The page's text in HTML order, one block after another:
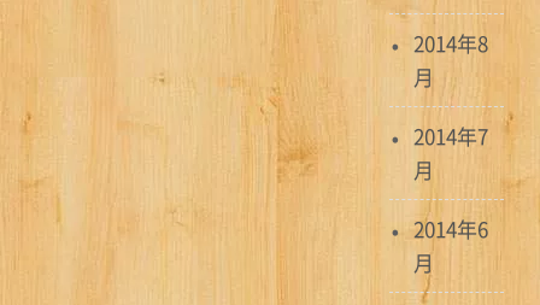
2014年8
月
2014年7
月
2014年6
月